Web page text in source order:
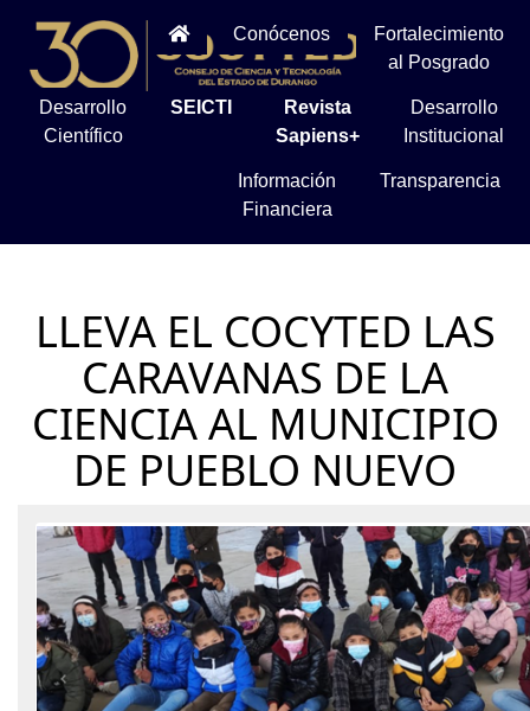
Conócenos
Fortalecimiento
al Posgrado
Desarrollo
Científico
SEICTI
Revista
Sapiens+
Desarrollo
Institucional
Información
Financiera
Transparencia
LLEVA EL COCYTED LAS
CARAVANAS DE LA
CIENCIA AL MUNICIPIO
DE PUEBLO NUEVO